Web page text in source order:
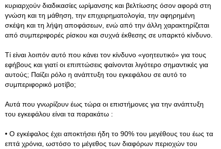
κυριαρχούν διαδικασίες ωρίμανσης και βελτίωσης όσον αφορά στη
γνώση και τη μάθηση, την επιχειρηματολογία, την αφηρημένη
σκέψη και τη λήψη αποφάσεων, ενώ από την άλλη χαρακτηρίζεται
από συμπεριφορές ρίσκου και συχνά έκθεσης σε υπαρκτό κίνδυνο.
Τί είναι λοιπόν αυτό που κάνει τον κίνδυνο «γοητευτικό» για τους
εφήβους και γιατί οι επιπτώσεις φαίνονται λιγότερο σημαντικές για
αυτούς; Παίζει ρόλο η ανάπτυξη του εγκεφάλου σε αυτό το
συμπεριφορικό μοτίβο;
Αυτά που γνωρίζουν έως τώρα οι επιστήμονες για την ανάπτυξη
του εγκεφάλου είναι τα παρακάτω :
• Ο εγκέφαλος έχει αποκτήσει ήδη το 90% του μεγέθους του έως τα
επτά χρόνια, ωστόσο το μέγεθος των διαφόρων περιοχών του